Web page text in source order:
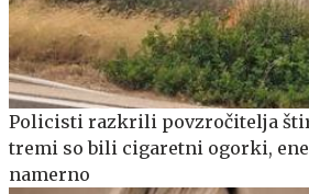
Policisti razkrili povzročitelja
tremi so bili cigaretni ogorki,
namerno